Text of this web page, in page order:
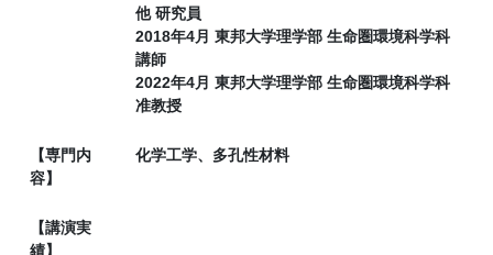
他 研究員
2018年4月 東邦大学理学部 生命圏環境科学科
講師
2022年4月 東邦大学理学部 生命圏環境科学科
准教授
【専門内
容】
化学工学、多孔性材料
【講演実
績】